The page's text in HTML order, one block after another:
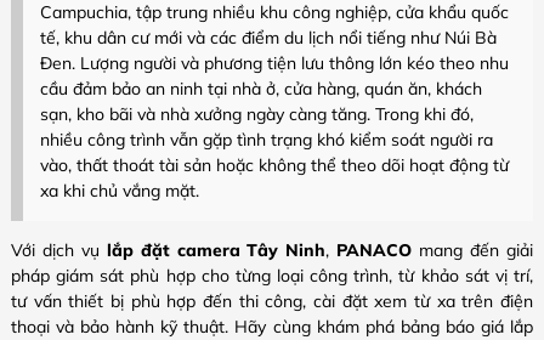
Campuchia, tập trung nhiều khu công nghiệp, cửa khẩu quốc
tế, khu dân cư mới và các điểm du lịch nổi tiếng như Núi Bà
Đen. Lượng người và phương tiện lưu thông lớn kéo theo nhu
cầu đảm bảo an ninh tại nhà ở, cửa hàng, quán ăn, khách
sạn, kho bãi và nhà xưởng ngày càng tăng. Trong khi đó,
nhiều công trình vẫn gặp tình trạng khó kiểm soát người ra
vào, thất thoát tài sản hoặc không thể theo dõi hoạt động từ
xa khi chủ vắng mặt.
Với dịch vụ lắp đặt camera Tây Ninh, PANACO mang đến giải
pháp giám sát phù hợp cho từng loại công trình, từ khảo sát vị trí,
tư vấn thiết bị phù hợp đến thi công, cài đặt xem từ xa trên điện
thoại và bảo hành kỹ thuật. Hãy cùng khám phá bảng báo giá lắp